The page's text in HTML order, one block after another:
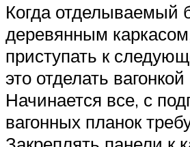
Когда отделываемый
деревянным
приступать к
это отделать
Начинается все, с
вагонных планок